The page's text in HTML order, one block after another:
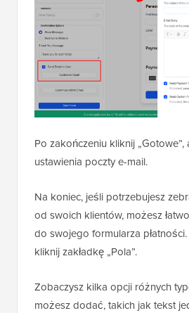
Po zakończeniu kliknij „Gotowe”,
ustawienia poczty e-mail.
Na koniec, jeśli potrzebujesz
od swoich klientów, możesz
do swojego formularza
kliknij zakładkę „Pola”.
Zobaczysz kilka opcji różnych
możesz dodać, takich jak tekst